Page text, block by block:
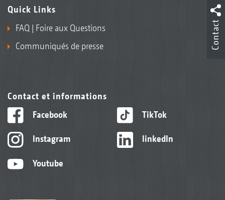
Quick Links
FAQ | Foire aux Questions
Communiqués de presse
Contact et informations
Facebook
Instagram
Youtube
TikTok
linkedIn
Contact